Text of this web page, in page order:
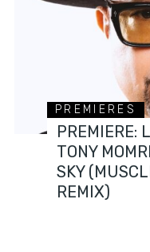
PREMIERES
PREMIERE:
TONY
SKY
REMIX)